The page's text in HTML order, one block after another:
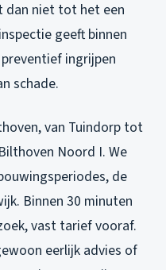
dan niet tot het een
geeft binnen
ingrijpen
schade.
van Tuindorp tot
Noord I. We
de
Binnen 30 minuten
vast tarief vooraf.
eerlijk advies of